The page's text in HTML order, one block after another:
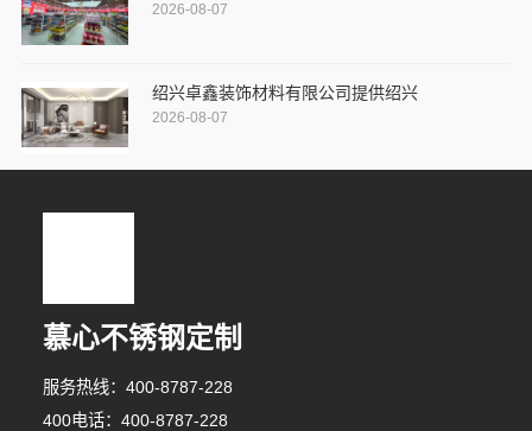
2026-08-07
绍兴卓鑫装饰材料有限公司提供绍兴
2026-08-07
慕心不锈钢定制
服务热线：400-8787-228
400电话：400-8787-228